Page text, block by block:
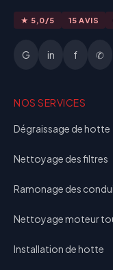
★ 5,0/5 15 AVIS
G in f ✆
NOS SERVICES
Dégraissage de hotte
Nettoyage des filtres
Ramonage des
Nettoyage moteur
Installation de hotte